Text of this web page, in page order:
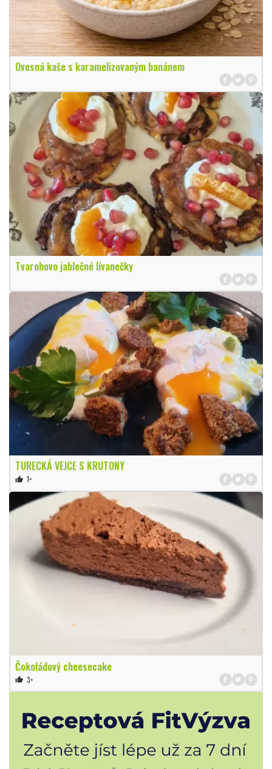
Ovesná kaše s karamelizovaným banánem
Tvarohovo jablečné lívanečky
TURECKÁ VEJCE S KRUTONY
thumb_up 1×
Čokoládový cheesecake
thumb_up 3×